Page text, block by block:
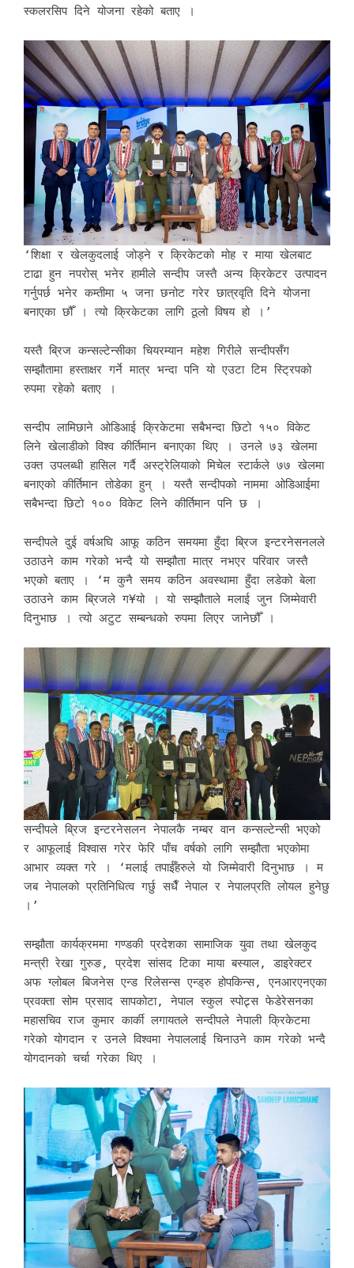
स्कलरसिप दिने योजना रहेको बताए ।
‘शिक्षा र खेलकुदलाई जोड्ने र क्रिकेटको मोह र माया खेलबाट
टाढा हुन नपरोस् भनेर हामीले सन्दीप जस्तै अन्य क्रिकेटर उत्पादन
गर्नुपर्छ भनेर कम्तीमा ५ जना छनोट गरेर छात्रवृति दिने योजना
बनाएका छौँ । त्यो क्रिकेटका लागि ठूलो विषय हो ।’
यस्तै ब्रिज कन्सल्टेन्सीका चियरम्यान महेश गिरीले सन्दीपसँग
सम्झौतामा हस्ताक्षर गर्ने मात्र भन्दा पनि यो एउटा टिम स्ट्रिपको
रुपमा रहेको बताए ।
सन्दीप लामिछाने ओडिआई क्रिकेटमा सबैभन्दा छिटो १५० विकेट
लिने खेलाडीको विश्व कीर्तिमान बनाएका थिए । उनले ७३ खेलमा
उक्त उपलब्धी हासिल गर्दै अस्ट्रेलियाको मिचेल स्टार्कले ७७ खेलमा
बनाएको कीर्तिमान तोडेका हुन् । यस्तै सन्दीपको नाममा ओडिआईमा
सबैभन्दा छिटो १०० विकेट लिने कीर्तिमान पनि छ ।
सन्दीपले दुई वर्षअघि आफू कठिन समयमा हुँदा ब्रिज इन्टरनेसनलले
उठाउने काम गरेको भन्दै यो सम्झौता मात्र नभएर परिवार जस्तै
भएको बताए । ‘म कुनै समय कठिन अवस्थामा हुँदा लडेको बेला
उठाउने काम ब्रिजले ग¥यो । यो सम्झौताले मलाई जुन जिम्मेवारी
दिनुभाछ । त्यो अटुट सम्बन्धको रुपमा लिएर जानेछौँ ।
सन्दीपले ब्रिज इन्टरनेसलन नेपालकै नम्बर वान कन्सल्टेन्सी भएको
र आफूलाई विश्वास गरेर फेरि पाँच वर्षको लागि सम्झौता भएकोमा
आभार व्यक्त गरे । ‘मलाई तपाईँहरुले यो जिम्मेवारी दिनुभाछ । म
जब नेपालको प्रतिनिधित्व गर्छु सधैँ नेपाल र नेपालप्रति लोयल हुनेछु
।’
सम्झौता कार्यक्रममा गण्डकी प्रदेशका सामाजिक युवा तथा खेलकुद
मन्त्री रेखा गुरुङ, प्रदेश सांसद टिका माया बस्याल, डाइरेक्टर
अफ ग्लोबल बिजनेस एन्ड रिलेसन्स एन्ड्रु होपकिन्स, एनआरएनएका
प्रवक्ता सोम प्रसाद सापकोटा, नेपाल स्कुल स्पोट्र्स फेडेरेसनका
महासचिव राज कुमार कार्की लगायतले सन्दीपले नेपाली क्रिकेटमा
गरेको योगदान र उनले विश्वमा नेपाललाई चिनाउने काम गरेको भन्दै
योगदानको चर्चा गरेका थिए ।